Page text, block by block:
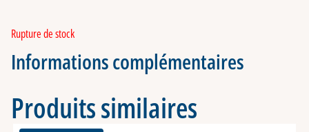
Rupture de stock
Informations complémentaires
Produits similaires